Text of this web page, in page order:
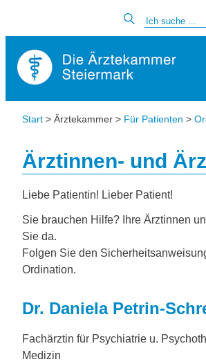
Start > Ärztekammer > Für Patienten >
Ärztinnen- und
Liebe Patientin! Lieber Patient!
Sie brauchen Hilfe? Ihre Ärztinnen
Sie da.
Folgen Sie den
Ordination.
Dr. Daniela Petrin-
Fachärztin für Psychiatrie u.
Medizin